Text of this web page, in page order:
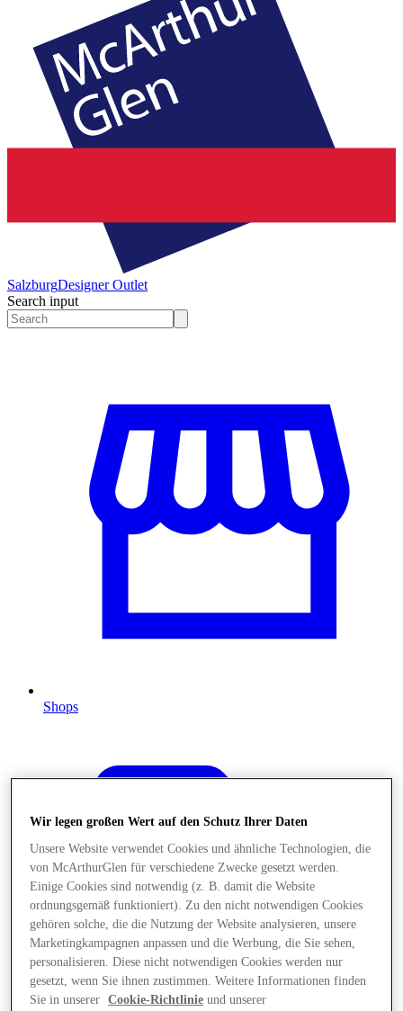
SalzburgDesigner Outlet
Search input
Shops
Wir legen großen Wert auf den Schutz Ihrer Daten
Unsere Website verwendet Cookies und ähnliche Technologien, die
von McArthurGlen für verschiedene Zwecke gesetzt werden.
Einige Cookies sind notwendig (z. B. damit die Website
ordnungsgemäß funktioniert). Zu den nicht notwendigen Cookies
gehören solche, die die Nutzung der Website analysieren, unsere
Marketingkampagnen anpassen und die Werbung, die Sie sehen,
personalisieren. Diese nicht notwendigen Cookies werden nur
gesetzt, wenn Sie ihnen zustimmen. Weitere Informationen finden
Sie in unserer
Cookie-Richtlinie und unserer